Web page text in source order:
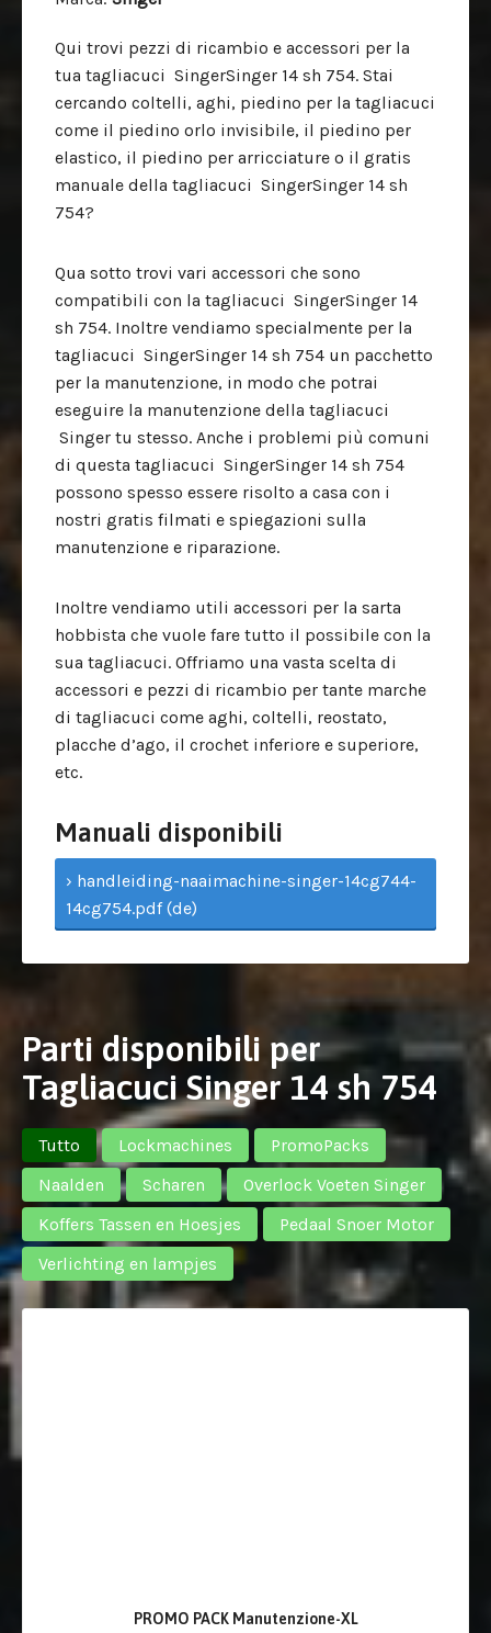
Qui trovi pezzi di ricambio e accessori per la
tua tagliacuci SingerSinger 14 sh 754. Stai
cercando coltelli, aghi, piedino per la tagliacuci
come il piedino orlo invisibile, il piedino per
elastico, il piedino per arricciature o il gratis
manuale della tagliacuci SingerSinger 14 sh
754?
Qua sotto trovi vari accessori che sono
compatibili con la tagliacuci SingerSinger 14
sh 754. Inoltre vendiamo specialmente per la
tagliacuci SingerSinger 14 sh 754 un pacchetto
per la manutenzione, in modo che potrai
eseguire la manutenzione della tagliacuci
Singer tu stesso. Anche i problemi più comuni
di questa tagliacuci SingerSinger 14 sh 754
possono spesso essere risolto a casa con i
nostri gratis filmati e spiegazioni sulla
manutenzione e riparazione.
Inoltre vendiamo utili accessori per la sarta
hobbista che vuole fare tutto il possibile con la
sua tagliacuci. Offriamo una vasta scelta di
accessori e pezzi di ricambio per tante marche
di tagliacuci come aghi, coltelli, reostato,
placche d’ago, il crochet inferiore e superiore,
etc.
Manuali disponibili
› handleiding-naaimachine-singer-14cg744-
14cg754.pdf (de)
Parti disponibili per
Tagliacuci Singer 14 sh 754
Tutto Lockmachines
PromoPacks
Naalden
Scharen
Overlock Voeten Singer
Koffers Tassen en Hoesjes
Pedaal Snoer Motor
Verlichting en lampjes
PROMO PACK Manutenzione-XL